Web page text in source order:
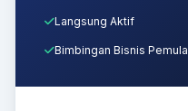
Langsung Aktif
Bimbingan Bisnis Pemula